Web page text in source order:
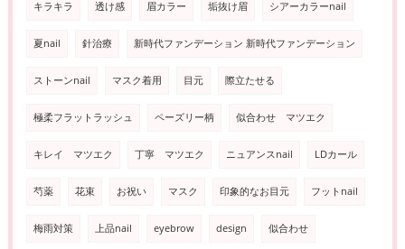
キラキラ 透け感 眉カラー 垢抜け眉 シアーカラーnail
夏nail 針治療 新時代ファンデーション 新時代ファンデーション
ストーンnail マスク着用 目元 際立たせる
極柔フラットラッシュ ペーズリー柄 似合わせ マツエク
キレイ マツエク 丁寧 マツエク ニュアンスnail LDカール
芍薬 花束 お祝い マスク 印象的なお目元 フットnail
梅雨対策 上品nail eyebrow design 似合わせ